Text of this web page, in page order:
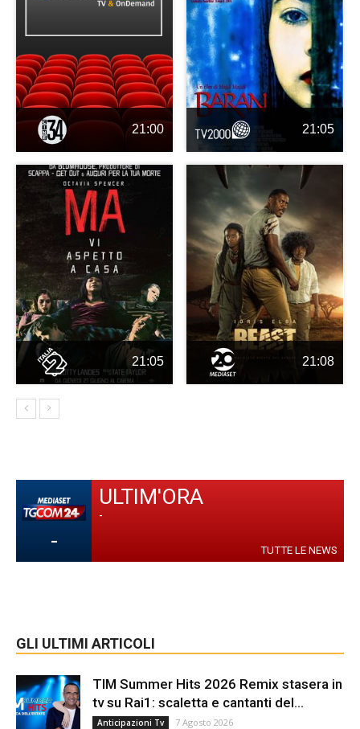
21:00 21:05
21:05 21:08
-
ULTIM'ORA
-
TUTTE LE NEWS
GLI ULTIMI ARTICOLI
TIM Summer Hits 2026 Remix stasera in
tv su Rai1: scaletta e cantanti del...
Anticipazioni Tv 7 Agosto 2026